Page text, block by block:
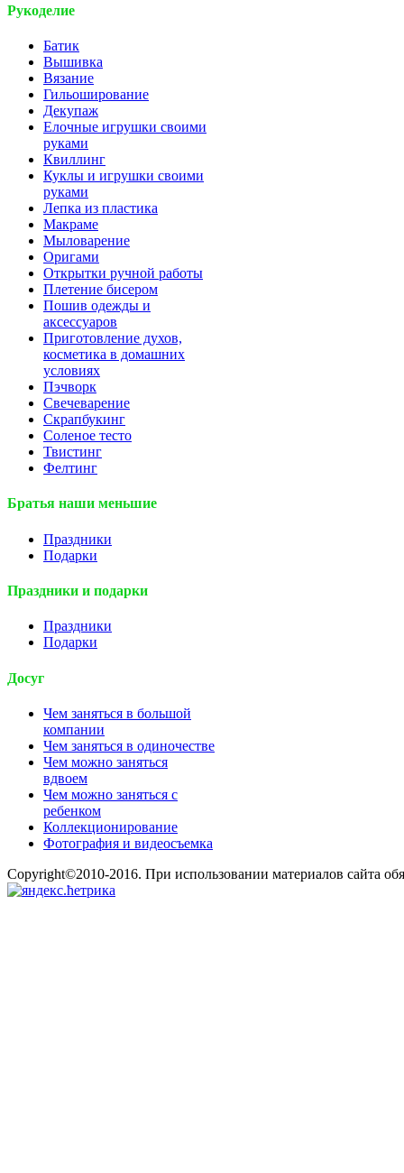
Рукоделие
Батик
Вышивка
Вязание
Гильоширование
Декупаж
Елочные игрушки своими
руками
Квиллинг
Куклы и игрушки своими
руками
Лепка из пластика
Макраме
Мыловарение
Оригами
Открытки ручной работы
Плетение бисером
Пошив одежды и
аксессуаров
Приготовление духов,
косметика в домашних
условиях
Пэчворк
Свечеварение
Скрапбукинг
Соленое тесто
Твистинг
Фелтинг
Братья наши меньшие
Праздники
Подарки
Праздники и подарки
Праздники
Подарки
Досуг
Чем заняться в большой
компании
Чем заняться в одиночестве
Чем можно заняться
вдвоем
Чем можно заняться с
ребенком
Коллекционирование
Фотография и видеосъемка
Copyright©2010-2016. При использовании материалов сайта